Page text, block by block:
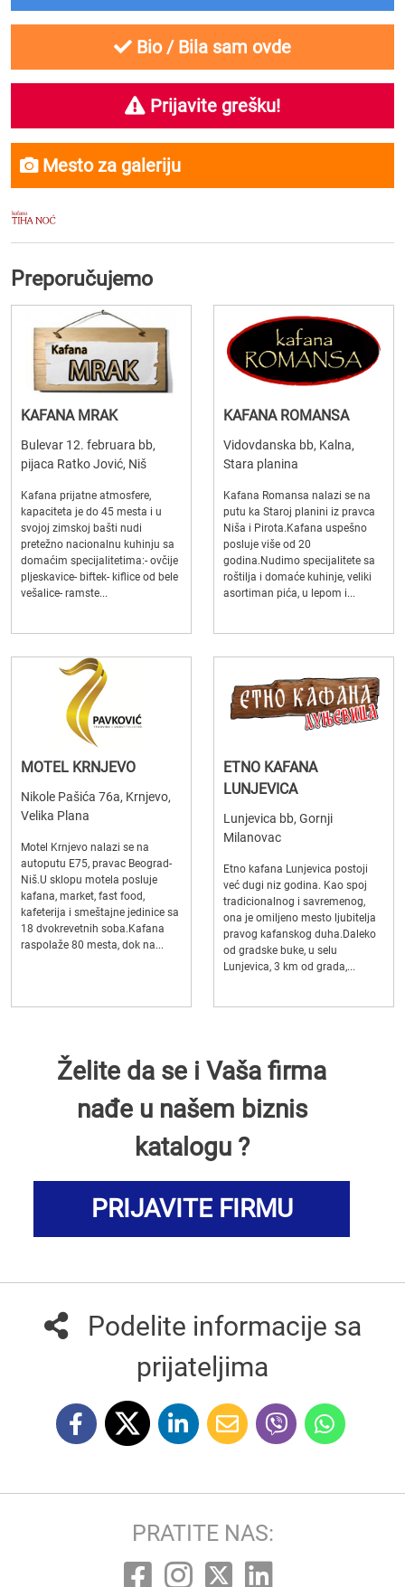
Bio / Bila sam ovde
Prijavite grešku!
Mesto za galeriju
Preporučujemo
KAFANA MRAK
Bulevar 12. februara bb,
pijaca Ratko Jović, Niš
Kafana prijatne atmosfere,
kapaciteta je do 45 mesta i u
svojoj zimskoj bašti nudi
pretežno nacionalnu kuhinju sa
domaćim specijalitetima:- ovčije
pljeskavice- biftek- kiflice od bele
vešalice- ramste...
KAFANA ROMANSA
Vidovdanska bb, Kalna,
Stara planina
Kafana Romansa nalazi se na
putu ka Staroj planini iz pravca
Niša i Pirota.Kafana uspešno
posluje više od 20
godina.Nudimo specijalitete sa
roštilja i domaće kuhinje, veliki
asortiman pića, u lepom i...
MOTEL KRNJEVO
Nikole Pašića 76a, Krnjevo,
Velika Plana
Motel Krnjevo nalazi se na
autoputu E75, pravac Beograd-
Niš.U sklopu motela posluje
kafana, market, fast food,
kafeterija i smeštajne jedinice sa
18 dvokrevetnih soba.Kafana
raspolaže 80 mesta, dok na...
ETNO KAFANA
LUNJEVICA
Lunjevica bb, Gornji
Milanovac
Etno kafana Lunjevica postoji
već dugi niz godina. Kao spoj
tradicionalnog i savremenog,
ona je omiljeno mesto ljubitelja
pravog kafanskog duha.Daleko
od gradske buke, u selu
Lunjevica, 3 km od grada,...
Želite da se i Vaša firma
nađe u našem biznis
katalogu ?
PRIJAVITE FIRMU
Podelite informacije sa
prijateljima
PRATITE NAS: